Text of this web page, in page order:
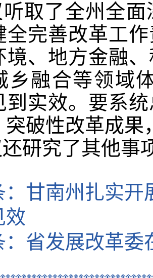
取了全州全
全完善改革工
境、地方金融
乡融合等领域
到实效。要系
突破性改革成果
研究了其他事
甘南州扎实开
效
省发展改革委